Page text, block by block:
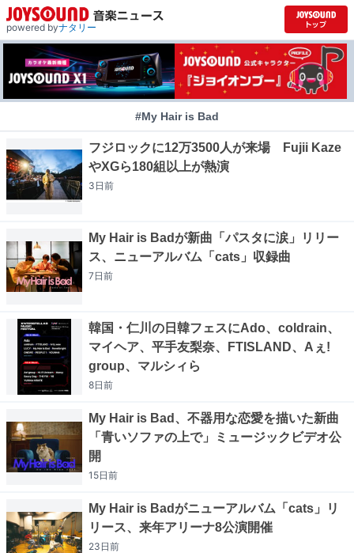
powered byナタリー
#My Hair is Bad
フジロックに12万3500人が来場 Fujii Kaze
やXGら180組以上が熱演
3日前
My Hair is Badが新曲「パスタに涙」リリー
ス、ニューアルバム「cats」収録曲
7日前
韓国・仁川の日韓フェスにAdo、coldrain、
マイヘア、平手友梨奈、FTISLAND、Aぇ!
group、マルシィら
8日前
My Hair is Bad、不器用な恋愛を描いた新曲
「青いソファの上で」ミュージックビデオ公
開
15日前
My Hair is Badがニューアルバム「cats」リ
リース、来年アリーナ8公演開催
23日前